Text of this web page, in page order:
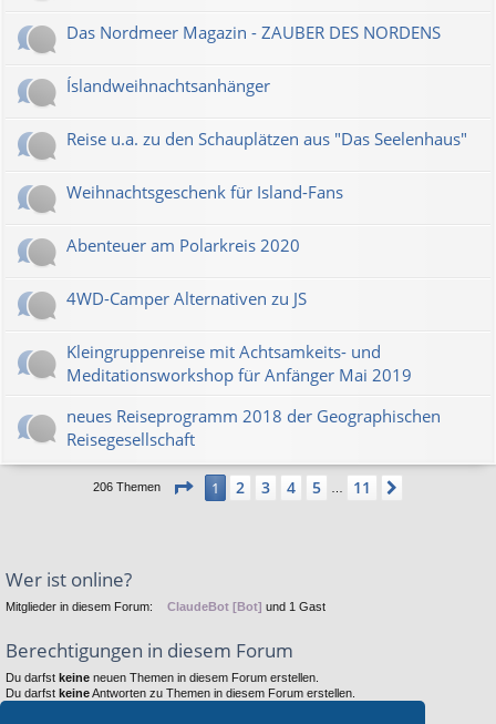
Das Nordmeer Magazin - ZAUBER DES NORDENS
Íslandweihnachtsanhänger
Reise u.a. zu den Schauplätzen aus "Das Seelenhaus"
Weihnachtsgeschenk für Island-Fans
Abenteuer am Polarkreis 2020
4WD-Camper Alternativen zu JS
Kleingruppenreise mit Achtsamkeits- und
Meditationsworkshop für Anfänger Mai 2019
neues Reiseprogramm 2018 der Geographischen
Reisegesellschaft
206 Themen Seite 1 von 11
1 2 3 4 5 11
Wer ist online?
Mitglieder in diesem Forum: ClaudeBot [Bot] und 1 Gast
Berechtigungen in diesem Forum
Du darfst keine neuen Themen in diesem Forum erstellen.
Du darfst keineAntworten zu Themen in diesem Forum erstellen.